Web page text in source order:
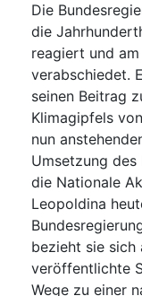
Die
die
reagiert und
verabschiedet.
seinen Beitrag
Klimagipfels
nun
Umsetzung
die Nationale
Leopoldina
bezieht sie sich
veröffentlichte
Wege zu einer